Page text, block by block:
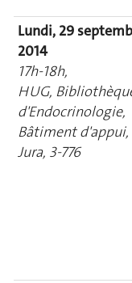
Lundi, 29
2014
17h-18h,
HUG,
d'Endocrinologie,
Bâtiment
Jura, 3-776